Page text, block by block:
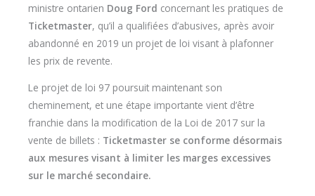
ministre ontarien Doug Ford concernant les pratiques de
Ticketmaster, qu’il a qualifiées d’abusives, après avoir
abandonné en 2019 un projet de loi visant à plafonner
les prix de revente.
Le projet de loi 97 poursuit maintenant son
cheminement, et une étape importante vient d’être
franchie dans la modification de la Loi de 2017 sur la
vente de billets : Ticketmaster se conforme désormais
aux mesures visant à limiter les marges excessives
sur le marché secondaire.